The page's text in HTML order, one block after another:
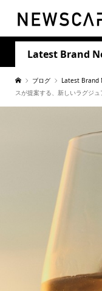
Latest Brand
ブログ Latest Brand
スが提案する、新しいラグジ